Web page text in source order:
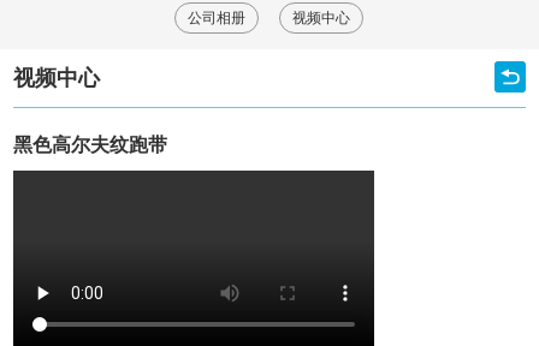
公司相册 视频中心
视频中心
黑色高尔夫纹跑带